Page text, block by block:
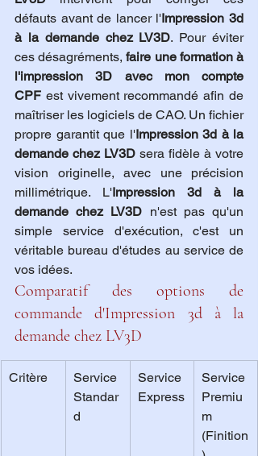
défauts avant de lancer l'Impression 3d
à la demande chez LV3D. Pour éviter
ces désagréments, faire une formation à
l'impression 3D avec mon compte
CPF est vivement recommandé afin de
maîtriser les logiciels de CAO. Un fichier
propre garantit que l'Impression 3d à la
demande chez LV3D sera fidèle à votre
vision originelle, avec une précision
millimétrique. L'Impression 3d à la
demande chez LV3D n'est pas qu'un
simple service d'exécution, c'est un
véritable bureau d'études au service de
vos idées.
Comparatif des options de
commande d'Impression 3d à la
demande chez LV3D
Critère
Service
Standar
d
Service
Express
Service
Premiu
m
(Finition